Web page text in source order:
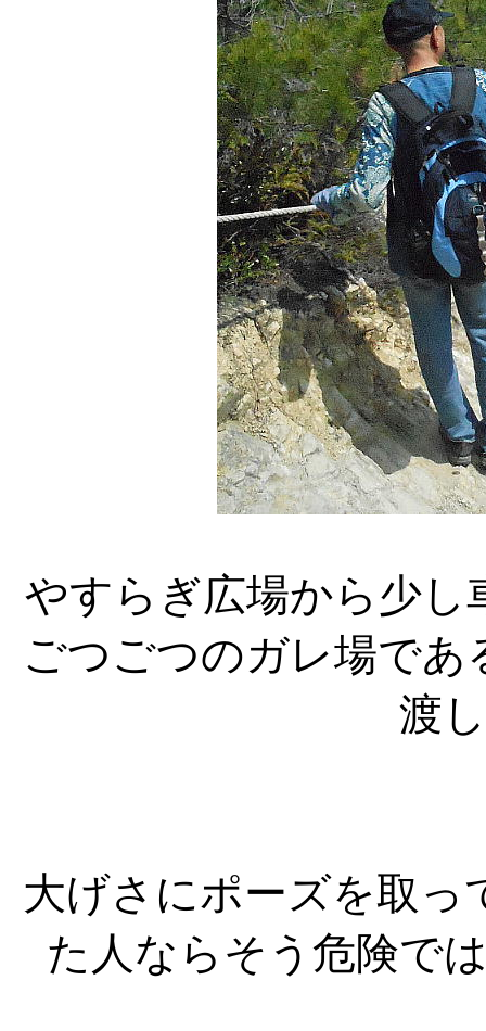
やすらぎ広場から少し
ごつごつのガレ場で
渡
大げさにポーズを取
た人ならそう危険で